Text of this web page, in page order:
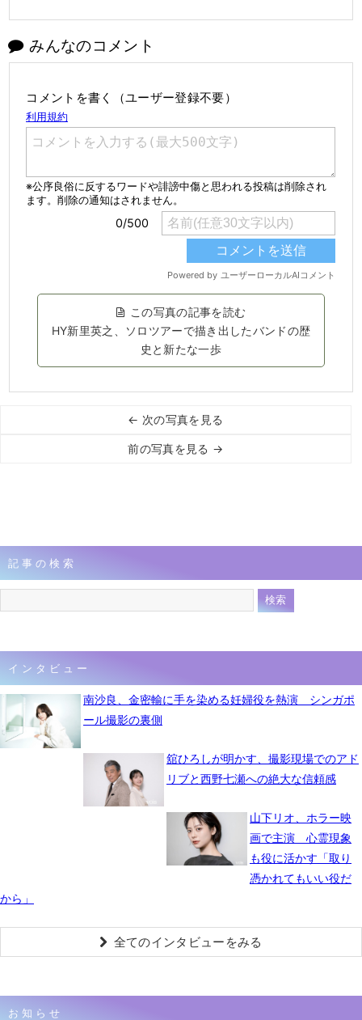
みんなのコメント
コメントを書く（ユーザー登録不要）
この写真の記事を読む
HY新里英之、ソロツアーで描き出したバンドの歴
史と新たな一歩
← 次の写真を見る
前の写真を見る →
記事の検索
インタビュー
南沙良、金密輸に手を染める妊婦役を熱演 シンガポ
ール撮影の裏側
舘ひろしが明かす、撮影現場でのアド
リブと西野七瀬への絶大な信頼感
山下リオ、ホラー映
画で主演 心霊現象
も役に活かす「取り
憑かれてもいい役だ
から」
全てのインタビューをみる
お知らせ